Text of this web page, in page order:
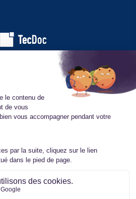
sur ce site de pièces automobiles
TecDoc. Elles sont protégées
en aucun cas être copiées,
sans l’autorisation préalable de
non autorisée constitue une infraction
générales de vente